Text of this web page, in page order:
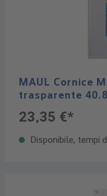
MAUL Cornice
trasparente
23,35 €*
Disponibile, tempi